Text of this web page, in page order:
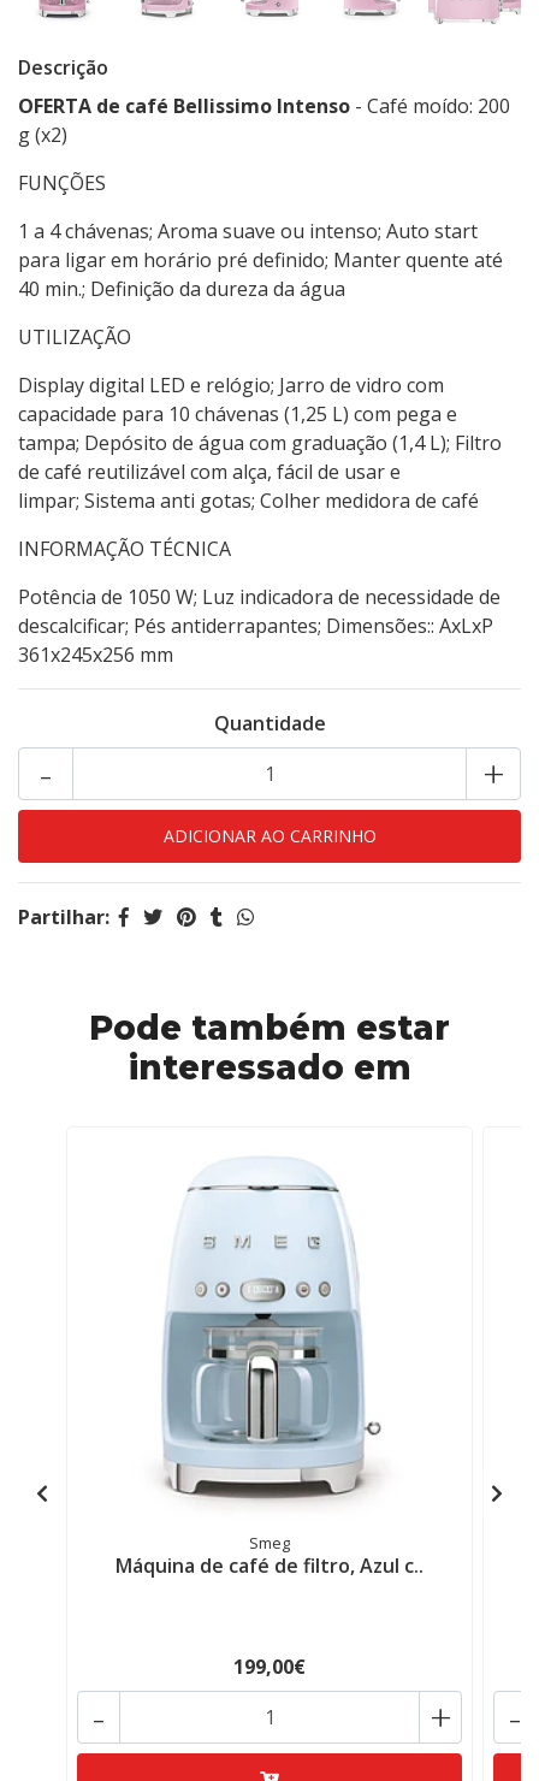
Descrição
OFERTA de café Bellissimo Intenso - Café moído: 200
g (x2)
FUNÇÕES
1 a 4 chávenas; Aroma suave ou intenso; Auto start
para ligar em horário pré definido; Manter quente até
40 min.; Definição da dureza da água
UTILIZAÇÃO
Display digital LED e relógio; Jarro de vidro com
capacidade para 10 chávenas (1,25 L) com pega e
tampa; Depósito de água com graduação (1,4 L); Filtro
de café reutilizável com alça, fácil de usar e
limpar; Sistema anti gotas; Colher medidora de café
INFORMAÇÃO TÉCNICA
Potência de 1050 W; Luz indicadora de necessidade de
descalcificar; Pés antiderrapantes; Dimensões:: AxLxP
361x245x256 mm
Quantidade
+
-
Partilhar:
Pode também estar
interessado em
Smeg
Máquina de café de filtro, Azul c..
199,00€
+
- -